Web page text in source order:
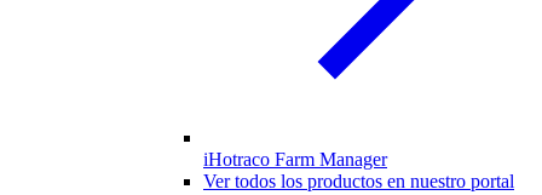
iHotraco Farm Manager
Ver todos los productos en nuestro portal